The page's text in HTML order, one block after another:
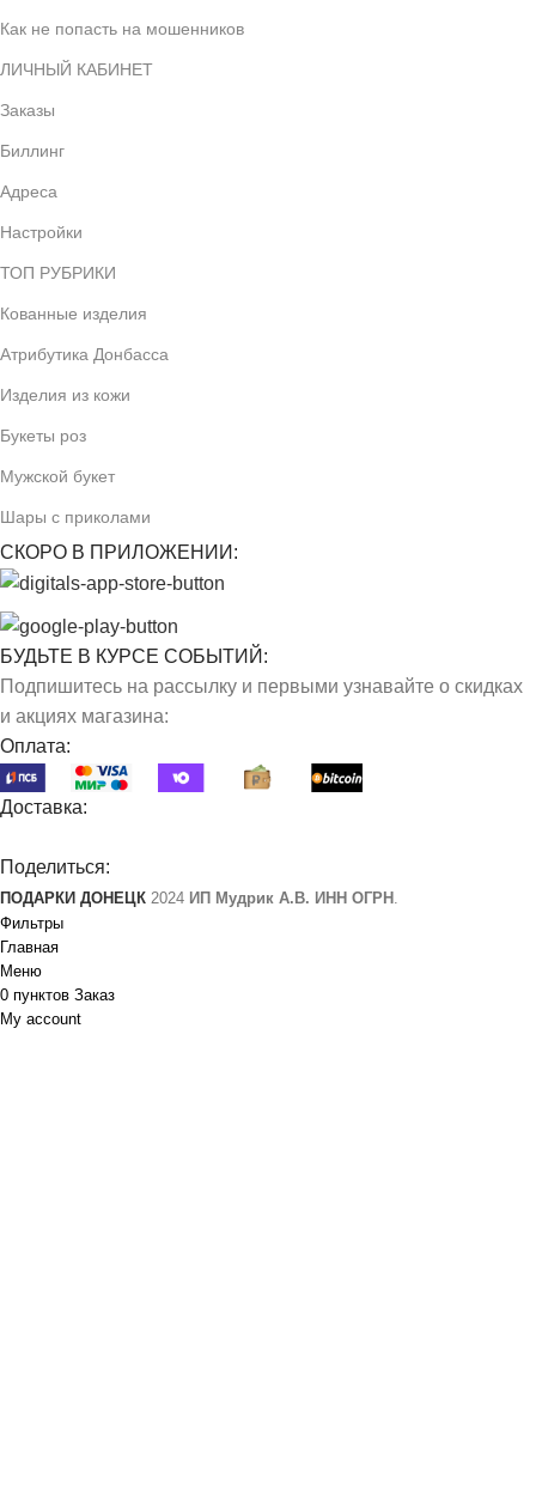
Как не попасть на мошенников
ЛИЧНЫЙ КАБИНЕТ
Заказы
Биллинг
Адреса
Настройки
ТОП РУБРИКИ
Кованные изделия
Атрибутика Донбасса
Изделия из кожи
Букеты роз
Мужской букет
Шары с приколами
СКОРО В ПРИЛОЖЕНИИ:
БУДЬТЕ В КУРСЕ СОБЫТИЙ:
Подпишитесь на рассылку и первыми узнавайте о скидках
и акциях магазина:
Оплата:
Доставка:
Поделиться:
ПОДАРКИ ДОНЕЦК 2024 ИП Мудрик А.В. ИНН ОГРН
Фильтры
Главная
Меню
0 пунктов Заказ
My account